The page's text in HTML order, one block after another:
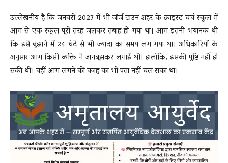
उल्लेखनीय है कि जनवरी 2023 में भी जॉर्ज टाउन शहर के क्राइस्ट चर्च स्कूल में
आग से एक स्कूल पूरी तरह जलकर तबाह हो गया था। आग इतनी भयानक थी
कि इसे बुझाने में 24 घंटे से भी ज्यादा का समय लग गया था। अधिकारियों के
अनुसार आग किसी व्यक्ति ने जानबूझकर लगाई थी। हालांकि, इसकी पुष्टि नहीं हो
सकी थी। वहीं आग लगने की वजह का भी पता नहीं चल सका था।